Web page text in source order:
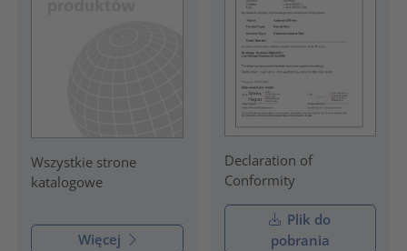
Wszystkie strone
katalogowe
Więcej
Declaration of
Conformity
Plik do
pobrania